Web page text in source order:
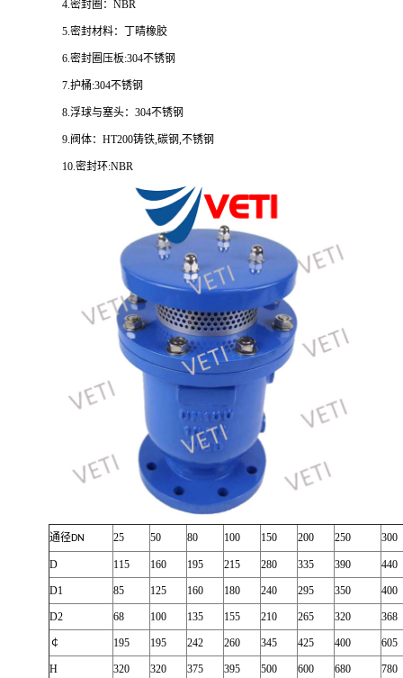
4.密封圈：NBR
5.密封材料：丁晴橡胶
6.密封圈压板:304不锈钢
7.护桶:304不锈钢
8.浮球与塞头：304不锈钢
9.阀体：HT200铸铁,碳钢,不锈钢
10.密封环:NBR
通径DN 25 50 80 100 150 200 250 300
D 115 160 195 215 280 335 390 440
D1 85 125 160 180 240 295 350 400
D2 68 100 135 155 210 265 320 368
￠ 195 195 242 260 345 425 400 605
H 320 320 375 395 500 600 680 780